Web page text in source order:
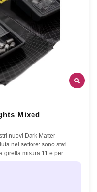
Mixed
nuovi Dark Matter
nel settore: sono stati
girella misura 11 e per…